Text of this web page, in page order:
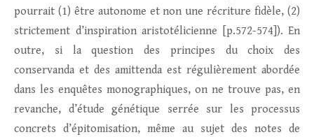
pourrait (1) être autonome et non une récriture fidèle, (2)
strictement d’inspiration aristotélicienne [p.572-574]). En
outre, si la question des principes du choix des
conservanda et des amittenda est régulièrement abordée
dans les enquêtes monographiques, on ne trouve pas, en
revanche, d’étude génétique serrée sur les processus
concrets d’épitomisation, même au sujet des notes de